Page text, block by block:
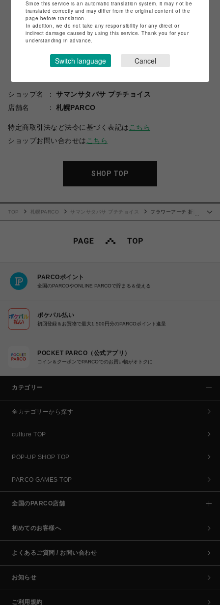
ショップ名
サマンサタバサ プチチョイス
店舗名
札幌PARCO
特定商取引法など法令に基づく表記は こちら
ショップお問い合わせは こちら
SHOP TOP
…
TOP 札幌PARCO サマンサタバサ プチチョイス
フラワーアーチ 折財
PARCOポイント
全国のPARCOやONLINE PARCOで貯まる＆使える
ポケパル払い
初回登録＆お買物で最大1,500円分のPARCOポイント進呈
POCKET PARCO（公式アプリ）
コイン＆クーポンでPARCOでのお買い物がオトクに
カテゴリー
全カテゴリーから探す
culture TOP
POP-UP SHOP TOP
PARCO GAMES TOP
全国のPARCO店舗
初めてのお客様へ
よくあるご質問 / お問い合わせ
お知らせ
ご利用規約
Since this service is an automatic translation system, it may not be
translated correctly and may differ from the original content of the
page before translation.
In addition, we do not take any responsibility for any direct or
indirect damage caused by using this service. Thank you for your
understanding in advance.
Switch language Cancel